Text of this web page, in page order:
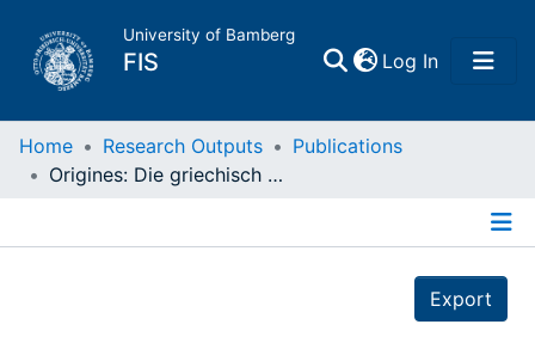
University of Bamberg
FIS Log In(current)
Home
Home Research Outputs
Publications
Origines: Die griechisch erhaltenen Jeremiahomilien / Eingeleitet, übersetzt und mit Erklärungen versehen von Erwin Schadel: Stuttgart 1980
Export